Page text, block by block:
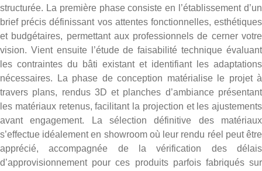
structurée. La première phase consiste en l’établissement d’un
brief précis définissant vos attentes fonctionnelles, esthétiques
et budgétaires, permettant aux professionnels de cerner votre
vision. Vient ensuite l’étude de faisabilité technique évaluant
les contraintes du bâti existant et identifiant les adaptations
nécessaires. La phase de conception matérialise le projet à
travers plans, rendus 3D et planches d’ambiance présentant
les matériaux retenus, facilitant la projection et les ajustements
avant engagement. La sélection définitive des matériaux
s’effectue idéalement en showroom où leur rendu réel peut être
apprécié, accompagnée de la vérification des délais
d’approvisionnement pour ces produits parfois fabriqués sur